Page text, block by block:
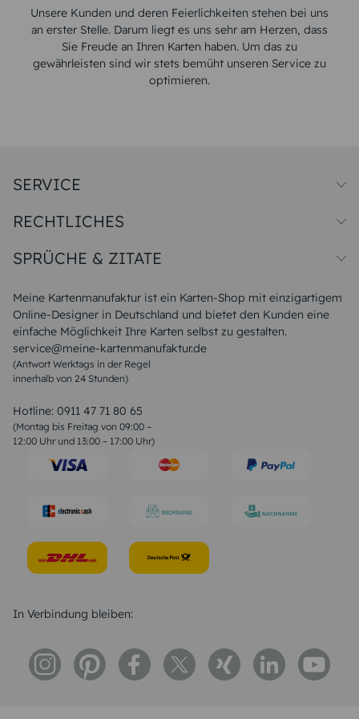
Unsere Kunden und deren Feierlichkeiten stehen bei uns
an erster Stelle. Darum liegt es uns sehr am Herzen, dass
Sie Freude an Ihren Karten haben. Um das zu
gewährleisten sind wir stets bemüht unseren Service zu
optimieren.
Meine Kartenmanufaktur ist ein Karten-Shop mit einzigartigem
Online-Designer in Deutschland und bietet den Kunden eine
einfache Möglichkeit Ihre Karten selbst zu gestalten.
service@meine-kartenmanufaktur.de
(Antwort Werktags in der Regel
innerhalb von 24 Stunden)
Hotline: 0911 47 71 80 65
(Montag bis Freitag von 09:00 –
12:00 Uhr und 13:00 – 17:00 Uhr)
SERVICE
Papiersorten
Unsere Produktion
Magazin
FAQ
RECHTLICHES
Widerrufsbelehrung
SPRÜCHE & ZITATE
Liebeskummer Sprüche
Sommer Sprüche
Muttertagssprüche
Sprüche zur Hochzeit
Sprüche zur Konfirmation & Kommunion
Weihnachtsgedichte
Liebessprüche
Geburtstagssprüche
Trauersprüche
Konfirmation Glückwünsche
In Verbindung bleiben: